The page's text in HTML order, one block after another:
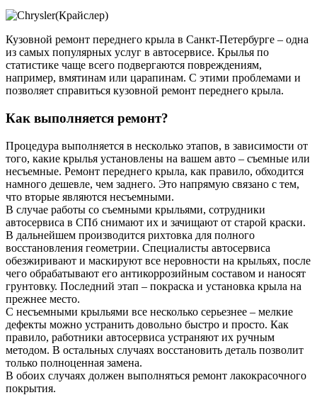
Кузовной ремонт переднего крыла в Санкт-Петербурге – одна
из самых популярных услуг в автосервисе. Крылья по
статистике чаще всего подвергаются повреждениям,
например, вмятинам или царапинам. С этими проблемами и
позволяет справиться кузовной ремонт переднего крыла.
Как выполняется ремонт?
Процедура выполняется в несколько этапов, в зависимости от
того, какие крылья установлены на вашем авто – съемные или
несъемные. Ремонт переднего крыла, как правило, обходится
намного дешевле, чем заднего. Это напрямую связано с тем,
что вторые являются несъемными.
В случае работы со съемными крыльями, сотрудники
автосервиса в СПб снимают их и зачищают от старой краски.
В дальнейшем производится рихтовка для полного
восстановления геометрии. Специалисты автосервиса
обезжиривают и маскируют все неровности на крыльях, после
чего обрабатывают его антикоррозийным составом и наносят
грунтовку. Последний этап – покраска и установка крыла на
прежнее место.
С несъемными крыльями все несколько серьезнее – мелкие
дефекты можно устранить довольно быстро и просто. Как
правило, работники автосервиса устраняют их ручным
методом. В остальных случаях восстановить деталь позволит
только полноценная замена.
В обоих случаях должен выполняться ремонт лакокрасочного
покрытия.